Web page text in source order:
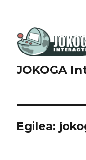
JOKOGA
Egilea: